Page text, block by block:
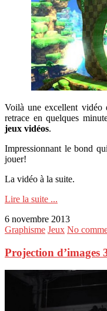
Voilà une excellent vidéo
retrace en quelques
jeux vidéos.
Impressionnant le bond
jouer!
La vidéo à la suite.
Lire la suite ...
6 novembre 2013
Graphisme Jeux No
Projection d’images